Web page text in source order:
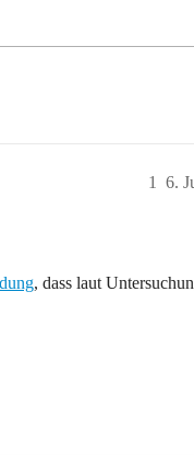
6.
1
, dass laut